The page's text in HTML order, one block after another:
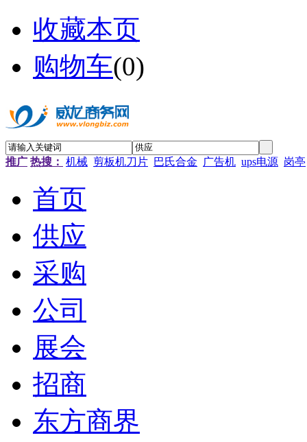
收藏本页
购物车(0)
推广 热搜： 机械 剪板机刀片 巴氏合金 广告机 ups电源 岗亭
首页
供应
采购
公司
展会
招商
东方商界